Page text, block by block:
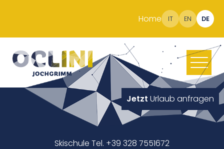
Home IT EN DE
Jetzt Urlaub anfragen
Skischule Tel. +39 328 7551672